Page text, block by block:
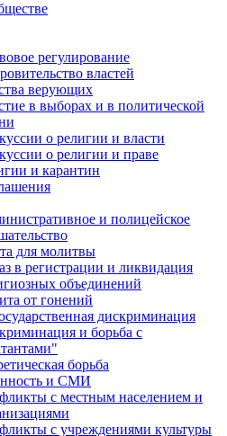
регулирование
властей
верующих
в выборах и в политической
о религии и власти
о религии и праве
и карантин
и полицейское
для молитвы
в регистрации и ликвидация
объединений
от гонений
дискриминация
и борьба с
борьба
и СМИ
с местным населением и
с учреждениями культуры